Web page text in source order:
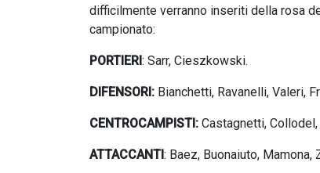
difficilmente verranno inseriti della rosa
campionato:
PORTIERI: Sarr, Cieszkowski.
DIFENSORI: Bianchetti, Ravanelli, Valeri,
CENTROCAMPISTI: Castagnetti,
ATTACCANTI: Baez, Buonaiuto, Mamona,